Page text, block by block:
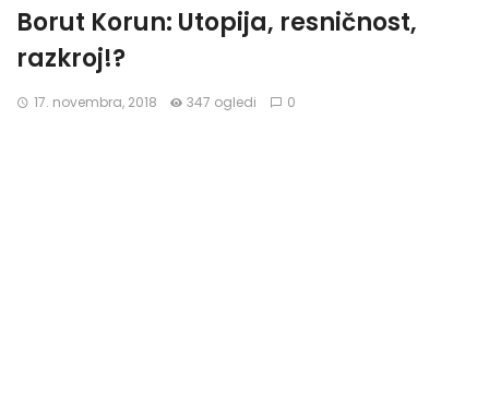
Borut Korun: Utopija, resničnost,
razkroj!?
17. novembra, 2018 347 ogledi 0